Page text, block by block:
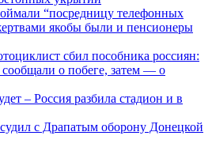
“посредницу телефонных
якобы были и пенсионеры
сбил пособника россиян:
сообщали о побеге, затем — о
– Россия разбила стадион и в
с Драпатым оборону Донецкой